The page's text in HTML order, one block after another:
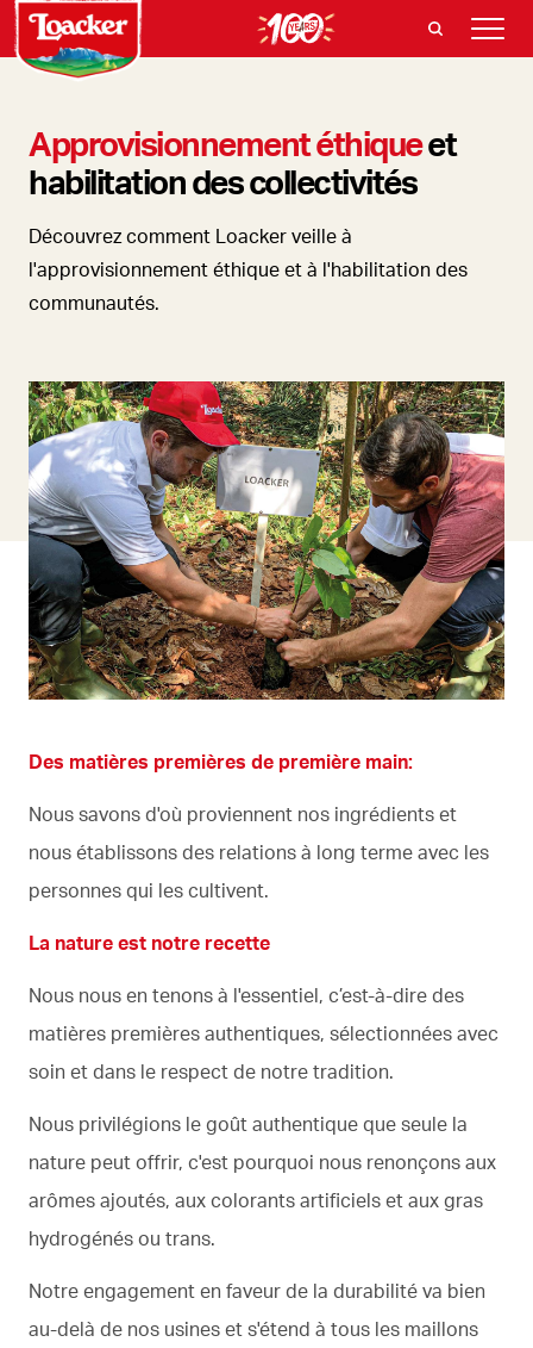
Approvisionnement éthiqueet
habilitation des collectivités
Découvrez comment Loacker veille à
l'approvisionnement éthique et à l'habilitation des
communautés.
Des matières premières de première main:
Nous savons d'où proviennent nos ingrédients et
nous établissons des relations à long terme avec les
personnes qui les cultivent.
La nature est notre recette
Nous nous en tenons à l'essentiel, c’est-à-dire des
matières premières authentiques, sélectionnées avec
soin et dans le respect de notre tradition.
Nous privilégions le goût authentique que seule la
nature peut offrir, c'est pourquoi nous renonçons aux
arômes ajoutés, aux colorants artificiels et aux gras
hydrogénés ou trans.
Notre engagement en faveur de la durabilité va bien
au-delà de nos usines et s'étend à tous les maillons